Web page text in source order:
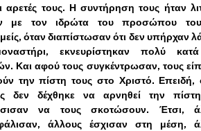
αρετές τους. Η συντήρηση τους ήταν
με τον ιδρώτα του προσώπου
όταν διαπίστωσαν ότι δεν υπήρχαν
εκνευρίστηκαν πολύ
Και αφού τους συγκέντρωσαν, τους
την πίστη τους στο Χριστό. Επειδή,
δεν δέχθηκε να αρνηθεί την
να τους σκοτώσουν. Έτσι,
άλλους έσχισαν στη μέση,